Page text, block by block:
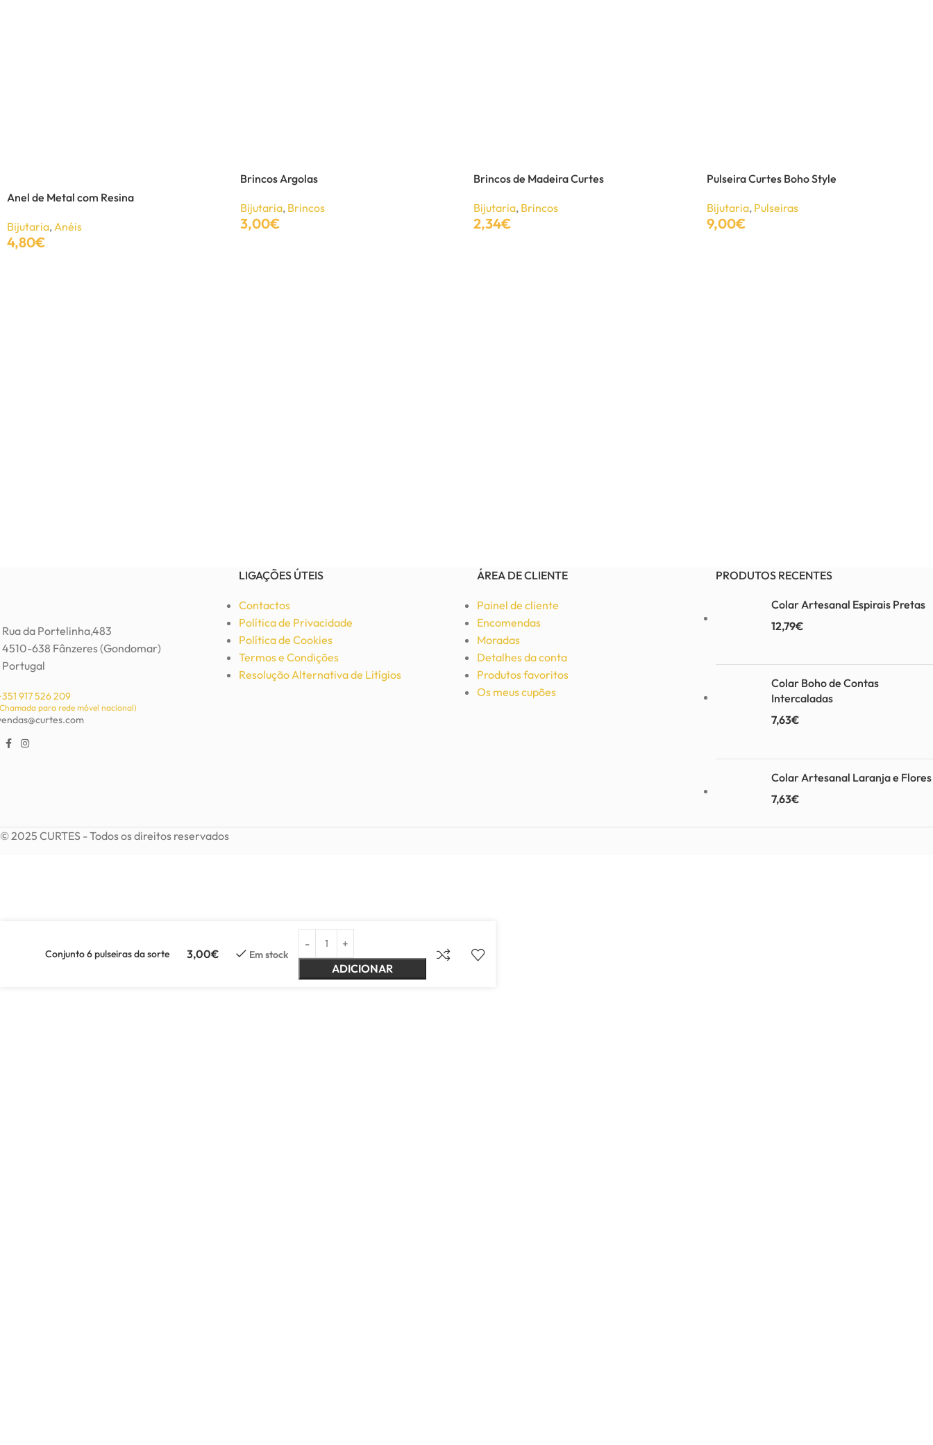
Anel de Metal com Resina
Bijutaria,Anéis
4,80€
Brincos Argolas
Bijutaria, Brincos
3,00€
Brincos de Madeira Curtes
Bijutaria, Brincos
2,34€
Pulseira Curtes Boho Style
Bijutaria, Pulseiras
9,00€
Rua da Portelinha,483
4510-638 Fânzeres (Gondomar)
Portugal
917 526 209
para rede móvel nacional)
LIGAÇÕES ÚTEIS
Contactos
Política de Privacidade
Política de Cookies
Termos e Condições
Resolução Alternativa de Litígios
ÁREA DE CLIENTE
Painel de cliente
Encomendas
Moradas
Detalhes da conta
Produtos favoritos
Os meus cupões
PRODUTOS RECENTES
Colar Artesanal Espirais Pretas
12,79€
Colar Boho de Contas
Intercaladas
7,63€
Colar Artesanal Laranja e Flores
7,63€
© 2025 CURTES - Todos os direitos reservados
Conjunto 6 pulseiras da sorte 3,00€ Em stock
ADICIONAR